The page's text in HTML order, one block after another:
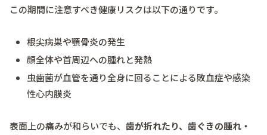
この期間に注意すべき健康リスクは以下の通りです。
根尖病巣や顎骨炎の発生
顔全体や首周辺への腫れと発熱
虫歯菌が血管を通り全身に回ることによる敗血症や感染
性心内膜炎
表面上の痛みが和らいでも、 歯が折れたり、歯ぐきの腫れ・